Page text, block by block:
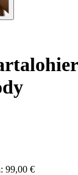
99,00 €